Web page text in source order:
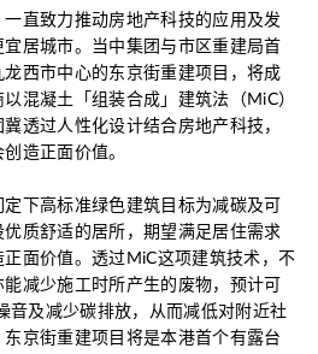
直致力推动房地产科技的应用及发
居城市。当中集团与市区重建局首
西市中心的东京街重建项目，将成
混凝土「组装合成」建筑法（MiC）
透过人性化设计结合房地产科技，
造正面价值。
下高标准绿色建筑目标为减碳及可
质舒适的居所，期望满足居住需求
面价值。透过MiC这项建筑技术，不
减少施工时所产生的废物，预计可
音及减少碳排放，从而减低对附近社
京街重建项目将是本港首个有露台